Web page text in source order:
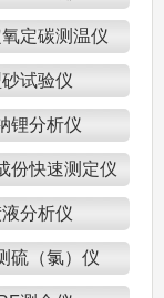
定碳测温仪
试验仪
锂分析仪
份快速测定仪
分析仪
硫（氯）仪